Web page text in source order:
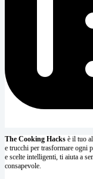
The Cooking Hacks è il tuo
e trucchi per trasformare ogni
e scelte intelligenti, ti aiuta a
consapevole.